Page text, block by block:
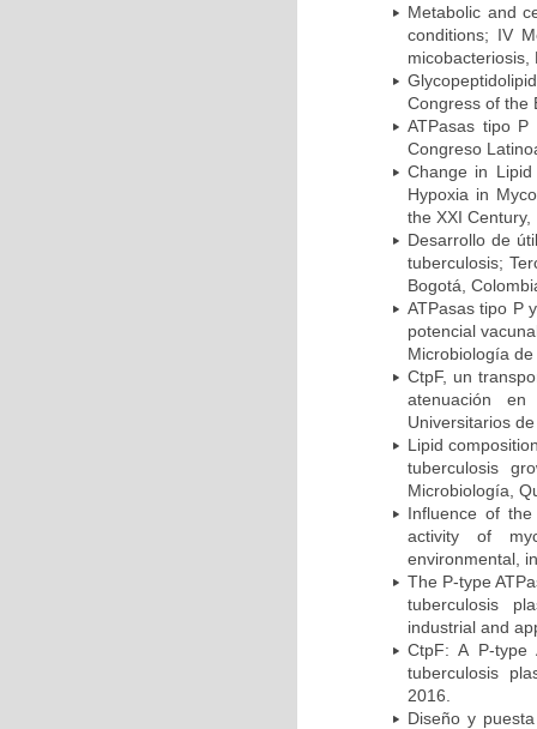
Metabolic and
conditions; IV
micobacteriosis,
Congress of the
ATPasas tipo P
Congreso
Change in
Hypoxia in
the XXI
Desarrollo de
tuberculosis;
Bogotá,
ATPasas tipo P
potencial
Microbiología
CtpF, un
atenuación
Universitarios
Lipid
tuberculosis
Microbiología,
Influence of the
activity of
environmental,
The P-type
tuberculosis
industrial and
CtpF: A P-type
tuberculosis
2016.
Diseño y